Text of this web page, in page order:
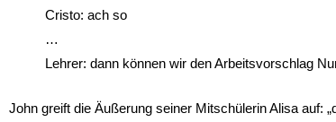
Cristo: ach so
…
Lehrer: dann können wir den Arbeitsvorschlag
John greift die Äußerung seiner Mitschülerin Alisa auf: